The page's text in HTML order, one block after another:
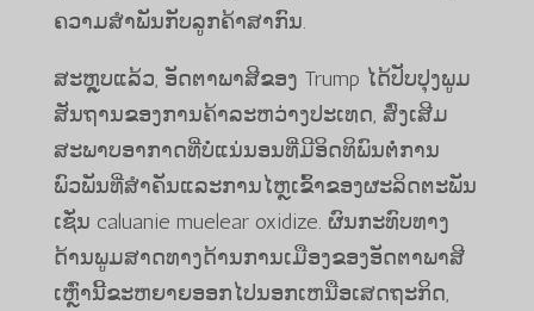
ຄວາມສໍາພັນກັບລູກຄ້າສາກົນ.
ສະຫຼຸບແລ້ວ, ອັດຕາພາສີຂອງ Trump ໄດ້ປັບປຸງພູມ
ສັນຖານຂອງການຄ້າລະຫວ່າງປະເທດ, ສົ່ງເສີມ
ສະພາບອາກາດທີ່ບໍ່ແນ່ນອນທີ່ມີອິດທິພົນຕໍ່ການ
ພົວພັນທີ່ສໍາຄັນແລະການໄຫຼເຂົ້າຂອງຜະລິດຕະພັນ
ເຊັ່ນ caluanie muelear oxidize. ຜົນກະທົບທາງ
ດ້ານພູມສາດທາງດ້ານການເມືອງຂອງອັດຕາພາສີ
ເຫຼົ່ານີ້ຂະຫຍາຍອອກໄປນອກເຫນືອເສດຖະກິດ,